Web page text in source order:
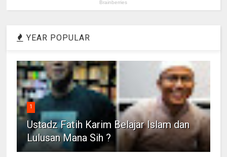
YEAR POPULAR
1
Ustadz Fatih Karim Belajar Islam dan
Lulusan Mana Sih ?